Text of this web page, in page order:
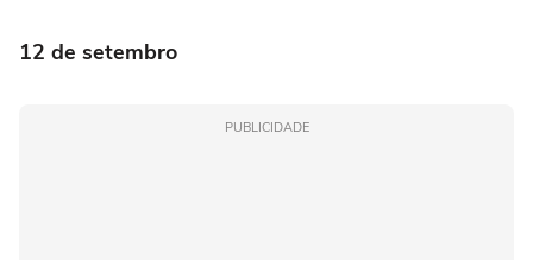
12 de setembro
PUBLICIDADE